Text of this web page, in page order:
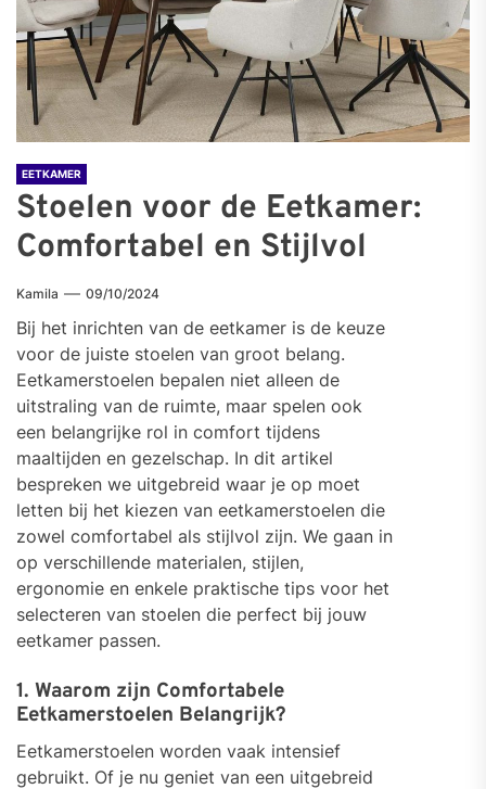
EETKAMER
Stoelen voor de Eetkamer:
Comfortabel en Stijlvol
Kamila 09/10/2024
Bij het inrichten van de eetkamer is de keuze
voor de juiste stoelen van groot belang.
Eetkamerstoelen bepalen niet alleen de
uitstraling van de ruimte, maar spelen ook
een belangrijke rol in comfort tijdens
maaltijden en gezelschap. In dit artikel
bespreken we uitgebreid waar je op moet
letten bij het kiezen van eetkamerstoelen die
zowel comfortabel als stijlvol zijn. We gaan in
op verschillende materialen, stijlen,
ergonomie en enkele praktische tips voor het
selecteren van stoelen die perfect bij jouw
eetkamer passen.
1. Waarom zijn Comfortabele
Eetkamerstoelen Belangrijk?
Eetkamerstoelen worden vaak intensief
gebruikt. Of je nu geniet van een uitgebreid